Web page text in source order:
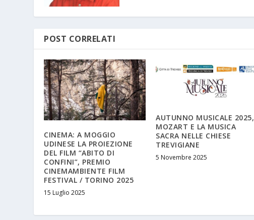
POST CORRELATI
CINEMA: A MOGGIO
UDINESE LA PROIEZIONE
DEL FILM “ABITO DI
CONFINI”, PREMIO
CINEMAMBIENTE FILM
FESTIVAL / TORINO 2025
15 Luglio 2025
AUTUNNO MUSICALE 2025,
MOZART E LA MUSICA
SACRA NELLE CHIESE
TREVIGIANE
5 Novembre 2025